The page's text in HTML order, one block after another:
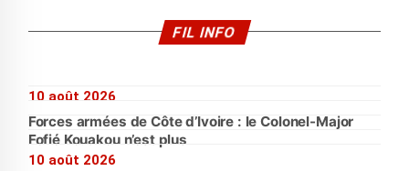
FIL INFO
10 août 2026
Forces armées de Côte d’Ivoire : le Colonel-Major
Fofié Kouakou n’est plus
10 août 2026